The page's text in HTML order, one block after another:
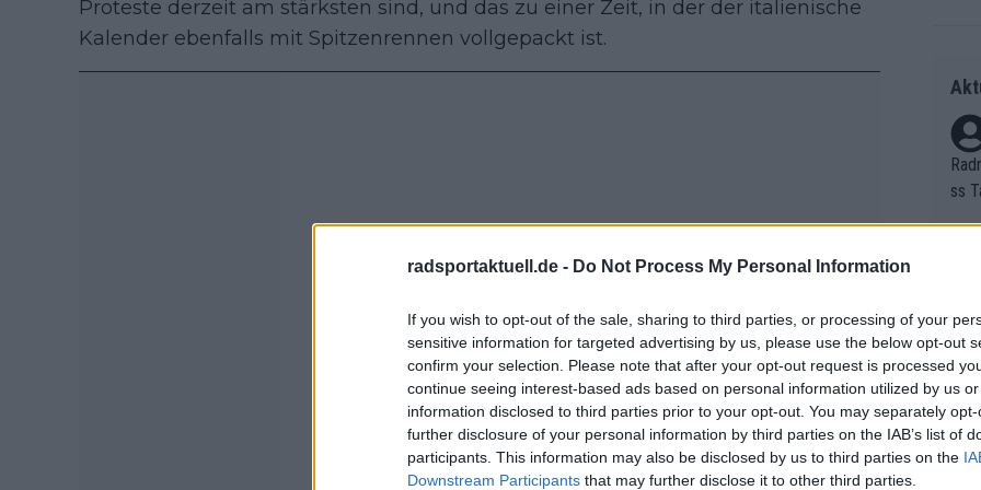
radsportaktuell.de - Do Not Process My Personal Information
If you wish to opt-out of the sale, sharing to third parties, or processing of your
sensitive information for targeted advertising by us, please use the below opt-out
confirm your selection. Please note that after your opt-out request is processed
continue seeing interest-based ads based on personal information utilized by us
information disclosed to third parties prior to your opt-out. You may separately
further disclosure of your personal information by third parties on the IAB’s list of
participants. This information may also be disclosed by us to third parties on the
Downstream Participants that may further disclose it to other third parties.
Proteste derzeit am stärksten sind, und das zu einer Zeit, in der der italienische
Kalender ebenfalls mit Spitzenrennen vollgepackt ist.
ss
as
et.
Auf
V?